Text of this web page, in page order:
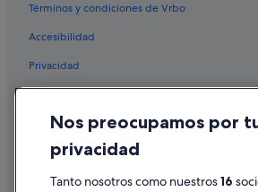
Términos y condiciones de Vrbo
Accesibilidad
Privacidad
Condiciones de uso
Información legal/contacto
Pautas sobre el contenido y cómo denunciar
Nos preocupamos por
privacidad
Tanto nosotros como nuestros16